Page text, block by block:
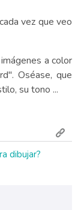
vez que veo
a color
Oséase, que
su tono ...
dibujar?